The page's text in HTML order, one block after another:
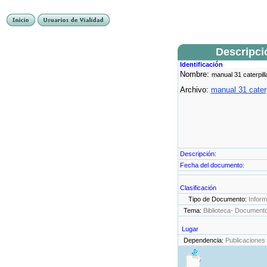
Identificación
Nombre: manual 31
Archivo: manual 31
Descripción:
Fecha del documento:
Clasificación
Tipo de Documento:
Tema: Biblioteca-
Lugar
Dependencia: